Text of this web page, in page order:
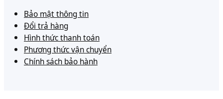
Bảo mật thông tin
Đổi trả hàng
Hình thức thanh toán
Phương thức vận chuyển
Chính sách bảo hành